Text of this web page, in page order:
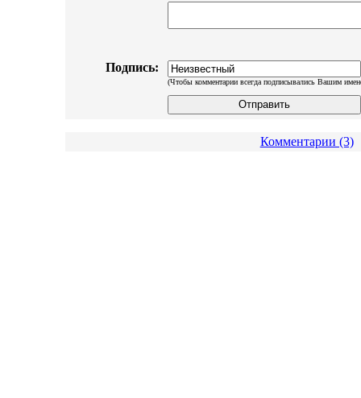
Подпись:
(Чтобы комментарии всегда подписывались Вашим
Комментарии (3)